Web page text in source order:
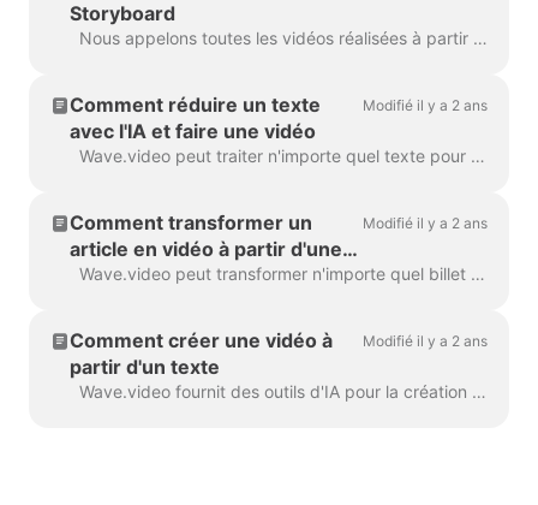
Storyboard
Nous appelons toutes les vidéos réalisées à partir d'un texte ou d'un article de blog une "vidéo Storyboard", car elles comportent un script lié aux scènes particulières de la vidéo. ...
Comment réduire un texte
avec l'IA et faire une vidéo
Modifié il y a 2 ans
Wave.video peut traiter n'importe quel texte pour en faire une vidéo qui expliquera de quoi il s'agit. Vous pouvez définir la durée souhaitée et ajuster la...
Comment transformer un
article en vidéo à partir d'une
URL
Modifié il y a 2 ans
Wave.video peut transformer n'importe quel billet de blog ou article en une courte vidéo qui explique brièvement le sujet du texte. Nous utilisons des algorithmes d'IA pour extraire les mo...
Comment créer une vidéo à
partir d'un texte
Modifié il y a 2 ans
Wave.video fournit des outils d'IA pour la création automatique de vidéos à partir d'un texte. Wave sélectionnera pour vous des vidéos et des musiques d'archives pertinentes. Le texte sera en...